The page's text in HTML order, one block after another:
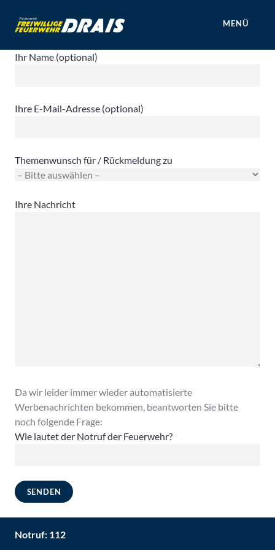
Inhalt
springen
Förderverein Freiwillige Feuerwehr
Mainz Drais e.V.
MENÜ
Ihr Name (optional)
Ihre E-Mail-Adresse (optional)
Themenwunsch für / Rückmeldung zu
Ihre Nachricht
Da wir leider immer wieder automatisierte
Werbenachrichten bekommen, beantworten Sie bitte
noch folgende Frage:
Wie lautet der Notruf der Feuerwehr?
Notruf: 112